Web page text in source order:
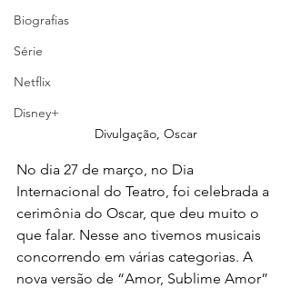
Biografias
Série
Netflix
Disney+
Divulgação, Oscar
No dia 27 de março, no Dia
Internacional do Teatro, foi celebrada a
cerimônia do Oscar, que deu muito o
que falar. Nesse ano tivemos musicais
concorrendo em várias categorias. A
nova versão de “Amor, Sublime Amor”